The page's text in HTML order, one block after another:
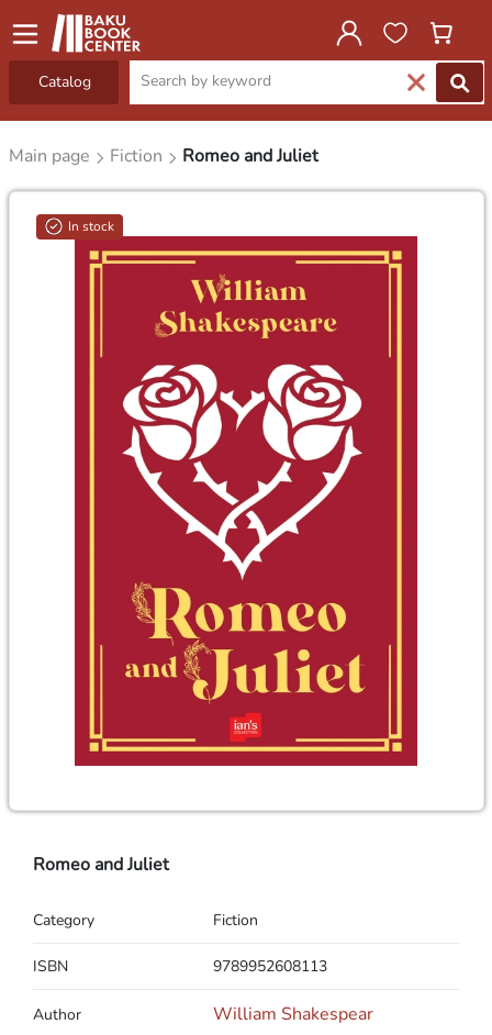
Catalog
Main page Fiction Romeo and Juliet
In stock
Romeo and Juliet
Category Fiction
ISBN 9789952608113
Author William Shakespear